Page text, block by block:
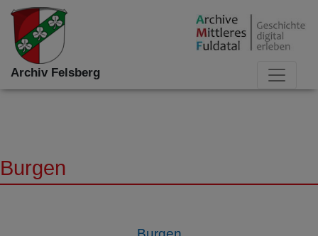
Archiv Felsberg
Burgen